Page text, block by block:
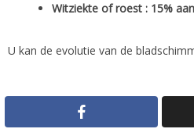
Witziekte of roest : 15%
U kan de evolutie van de